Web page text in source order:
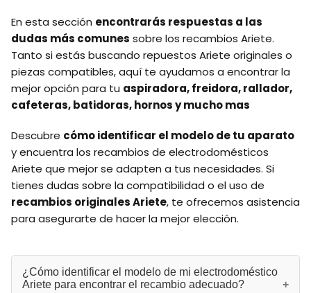
En esta sección encontrarás respuestas a las
dudas más comunes sobre los recambios Ariete.
Tanto si estás buscando repuestos Ariete originales o
piezas compatibles, aquí te ayudamos a encontrar la
mejor opción para tu aspiradora, freidora, rallador,
cafeteras, batidoras, hornos y mucho mas
Descubre cómo identificar el modelo de tu aparato
y encuentra los recambios de electrodomésticos
Ariete que mejor se adapten a tus necesidades. Si
tienes dudas sobre la compatibilidad o el uso de
recambios originales Ariete, te ofrecemos asistencia
para asegurarte de hacer la mejor elección.
¿Cómo identificar el modelo de mi electrodoméstico
Ariete para encontrar el recambio adecuado?